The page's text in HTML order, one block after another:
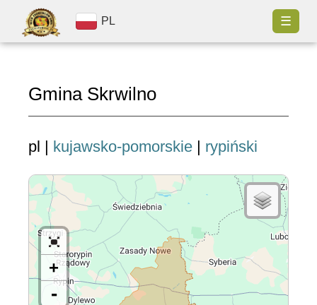
PL ☰
Gmina Skrwilno
pl | kujawsko-pomorskie | rypiński
+
-